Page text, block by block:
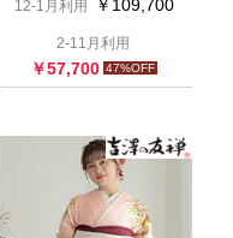
12-1月利用 ￥ 109,700
2-11月利用
￥57,700 47%OFF